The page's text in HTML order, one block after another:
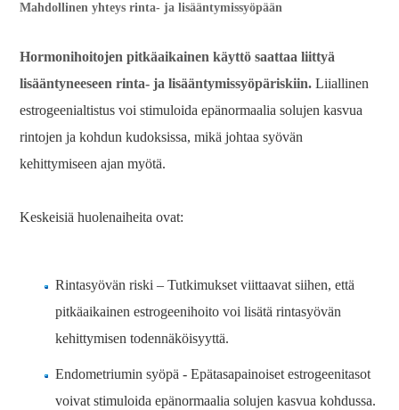
Mahdollinen yhteys rinta- ja lisääntymissyöpään
Hormonihoitojen pitkäaikainen käyttö saattaa liittyä
lisääntyneeseen rinta- ja lisääntymissyöpäriskiin. Liiallinen
estrogeenialtistus voi stimuloida epänormaalia solujen kasvua
rintojen ja kohdun kudoksissa, mikä johtaa syövän
kehittymiseen ajan myötä.
Keskeisiä huolenaiheita ovat:
Rintasyövän riski – Tutkimukset viittaavat siihen, että
pitkäaikainen estrogeenihoito voi lisätä rintasyövän
kehittymisen todennäköisyyttä.
Endometriumin syöpä - Epätasapainoiset estrogeenitasot
voivat stimuloida epänormaalia solujen kasvua kohdussa.